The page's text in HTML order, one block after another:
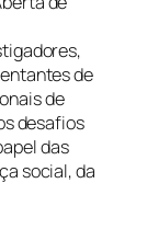
de
de
desafios
das
social, da